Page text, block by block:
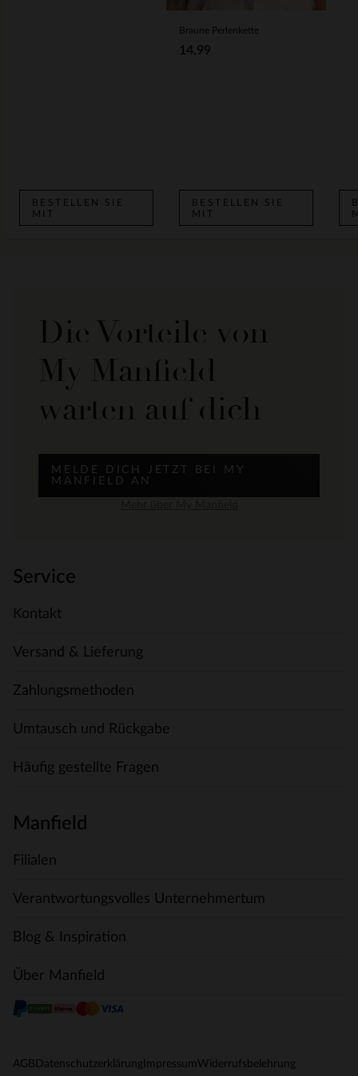
BESTELLEN SIE
MIT
Braune Perlenkette
14.99
BESTELLEN SIE
MIT
Die Vorteile von
My Manfield
warten auf dich
MELDE DICH JETZT BEI MY
MANFIELD AN
Service
Kontakt
Versand & Lieferung
Zahlungsmethoden
Umtausch und Rückgabe
Häufig gestellte Fragen
Manfield
Filialen
Verantwortungsvolles Unternehmertum
Blog & Inspiration
Über Manfield
AGB Datenschutzerklärung Impressum Widerrufsbelehrung